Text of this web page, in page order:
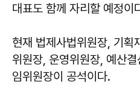
대표도 함께 자리할 예정이
현재 법제사법위원장, 기획
위원장, 운영위원장, 예산
임위원장이 공석이다.